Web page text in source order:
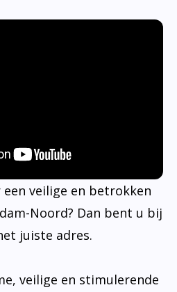
veilige en betrokken
Noord? Dan bent u bij
juiste adres.
veilige en stimulerende